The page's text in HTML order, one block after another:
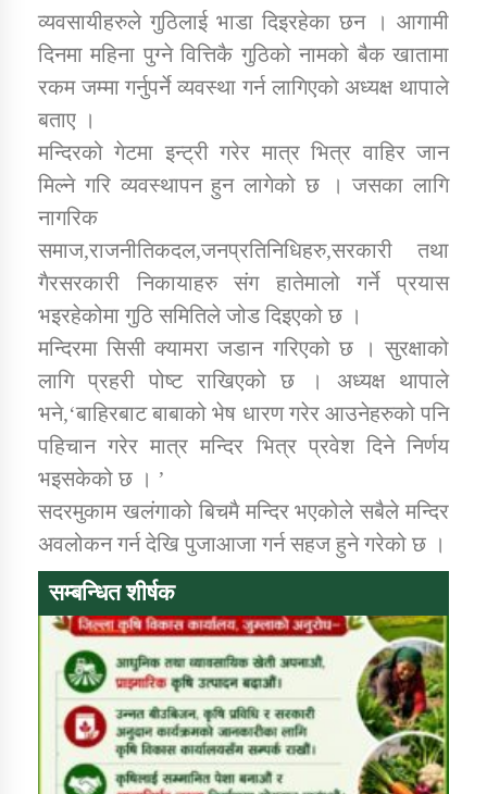
तातोपानी गाउँपालिका जुम्लाको बालविवाह सन्देश
तातोपानी गाउँपालिका जुम्लाको सूचना
तातोपानी गाउँपालिका जुम्लाको सूचना
व्यवसायीहरुले गुठिलाई भाडा दिइरहेका छन । आगामी
दिनमा महिना पुग्ने वित्तिकै गुठिको नामको बैक खातामा
रकम जम्मा गर्नुपर्ने व्यवस्था गर्न लागिएको अध्यक्ष थापाले
बताए ।
मन्दिरको गेटमा इन्ट्री गरेर मात्र भित्र वाहिर जान
मिल्ने गरि व्यवस्थापन हुन लागेको छ । जसका लागि
नागरिक
समाज,राजनीतिकदल,जनप्रतिनिधिहरु,सरकारी तथा
गैरसरकारी निकायाहरु संग हातेमालो गर्ने प्रयास
भइरहेकोमा गुठि समितिले जोड दिइएको छ ।
मन्दिरमा सिसी क्यामरा जडान गरिएको छ । सुरक्षाको
लागि प्रहरी पोष्ट राखिएको छ । अध्यक्ष थापाले
भने,‘बाहिरबाट बाबाको भेष धारण गरेर आउनेहरुको पनि
पहिचान गरेर मात्र मन्दिर भित्र प्रवेश दिने निर्णय
भइसकेको छ । ’
सदरमुकाम खलंगाको बिचमै मन्दिर भएकोले सबैले मन्दिर
अवलोकन गर्न देखि पुजाआजा गर्न सहज हुने गरेको छ ।
सम्बन्धित शीर्षक